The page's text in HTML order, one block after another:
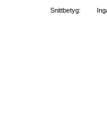
Snittbetyg: